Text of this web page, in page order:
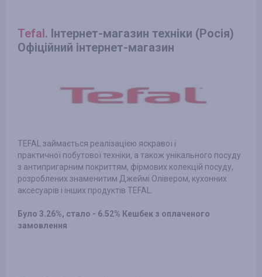
Tefal. Інтернет-магазин техніки (Росія)
Офіційний інтернет-магазин
TEFAL займається реалізацією яскравої і
практичної побутової техніки, а також унікального посуду
з антипригарним покриттям, фірмових колекцій посуду,
розроблених знаменитим Джеймі Олівером, кухонних
аксесуарів і інших продуктів TEFAL.
Було 3.26%, стало - 6.52% Кешбек з оплаченого
замовлення